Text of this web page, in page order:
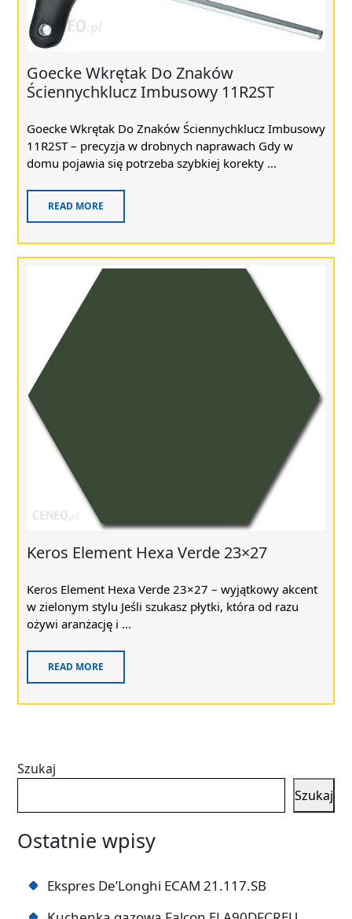
Goecke Wkrętak Do Znaków
Ściennychklucz Imbusowy 11R2ST
Goecke Wkrętak Do Znaków Ściennychklucz Imbusowy
11R2ST – precyzja w drobnych naprawach Gdy w
domu pojawia się potrzeba szybkiej korekty ...
READ MORE
Keros Element Hexa Verde 23×27
Keros Element Hexa Verde 23×27 – wyjątkowy akcent
w zielonym stylu Jeśli szukasz płytki, która od razu
ożywi aranżację i ...
READ MORE
Szukaj
Szukaj
Ostatnie wpisy
Ekspres De’Longhi ECAM 21.117.SB